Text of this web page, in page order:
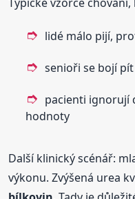
lidé málo pijí,
senioři se bojí
pacienti ignorují
hodnoty
Další klinický scénář:
výkonu. Zvýšená urea